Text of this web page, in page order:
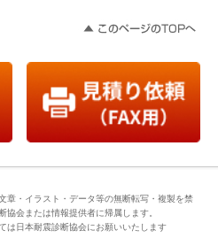
章・イラスト・データ等の無断転写・複製を禁
協会または情報提供者に帰属します。
は日本耐震診断協会にお願いいたします